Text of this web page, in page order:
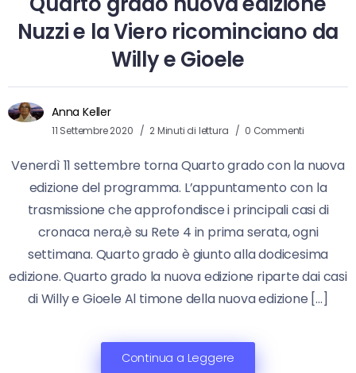
Nuzzi e la Viero ricominciano da
Willy e Gioele
Anna Keller
11 Settembre 2020 2 Minuti di lettura 0 Commenti
Venerdì 11 settembre torna Quarto grado con la nuova
edizione del programma. L’appuntamento con la
trasmissione che approfondisce i principali casi di
cronaca nera,è su Rete 4 in prima serata, ogni
settimana. Quarto grado è giunto alla dodicesima
edizione. Quarto grado la nuova edizione riparte dai casi
di Willy e Gioele Al timone della nuova edizione […]
Continua a Leggere